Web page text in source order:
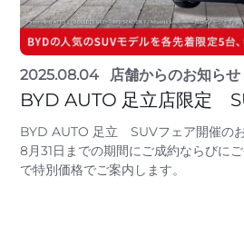
2025.08.04 店舗からのお知らせ
BYD AUTO 足立店限定
BYD AUTO 足立 SUVフェア開催の
8月31日までの期間にご成約ならびに
で特別価格でご案内します。